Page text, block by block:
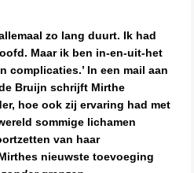
zo lang duurt. Ik had
Maar ik ben in-en-uit-het
complicaties.’ In een mail aan
Bruijn schrijft Mirthe
hoe ook zij ervaring had met
sommige lichamen
van haar
nieuwste toevoeging